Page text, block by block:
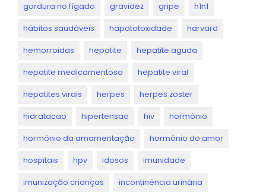
gordura no fígado gravidez gripe h1n1
hábitos saudáveis hapatotoxidade harvard
hemorroidas hepatite hepatite aguda
hepatite medicamentosa hepatite viral
hepatites virais herpes herpes zoster
hidratacao hipertensao hiv hormônio
hormônio da amamentação hormônio do amor
hospitais hpv idosos imunidade
imunização crianças incontinência urinária